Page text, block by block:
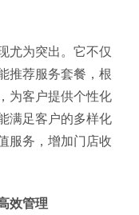
尤为突出。它不仅
推荐服务套餐，根
为客户提供个性化
满足客户的多样化
服务，增加门店收
效管理